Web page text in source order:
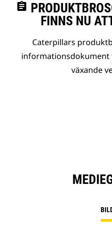
assignment
FINNS NU
Caterpillars
växande